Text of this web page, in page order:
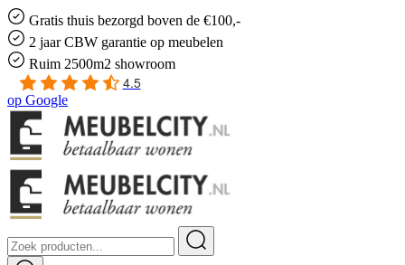
Gratis thuis bezorgd boven de €100,-
2 jaar CBW garantie op meubelen
Ruim 2500m2 showroom
4.5
op Google